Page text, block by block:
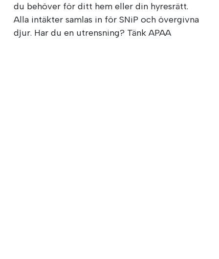
du behöver för ditt hem eller din hyresrätt.
Alla intäkter samlas in för SNiP och övergivna
djur. Har du en utrensning? Tänk APAA